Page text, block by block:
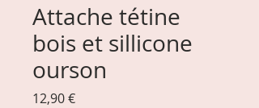
Attache tétine
bois et sillicone
ourson
12,90 €Prix